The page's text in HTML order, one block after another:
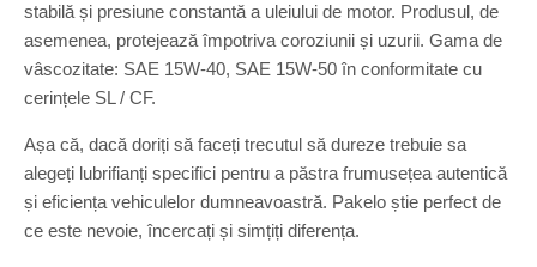
stabilă și presiune constantă a uleiului de motor. Produsul, de
asemenea, protejează împotriva coroziunii și uzurii. Gama de
vâscozitate: SAE 15W-40, SAE 15W-50 în conformitate cu
cerințele SL / CF.
Așa că, dacă doriți să faceți trecutul să dureze trebuie sa
alegeți lubrifianți specifici pentru a păstra frumusețea autentică
și eficiența vehiculelor dumneavoastră. Pakelo știe perfect de
ce este nevoie, încercați și simțiți diferența.